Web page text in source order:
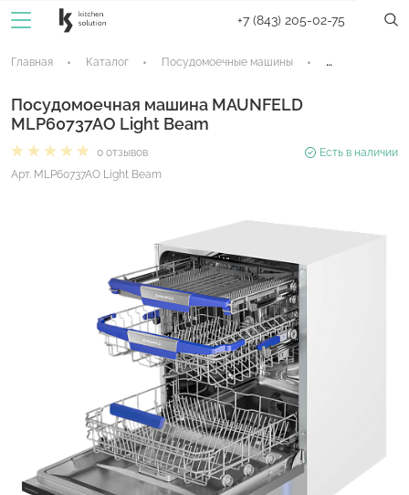
+7 (843) 205-02-75
Главная Каталог Посудомоечные машины Встраиваемые
Посудомоечная машина MAUNFELD
MLP60737AO Light Beam
0 отзывов
Есть в наличии
Арт. MLP60737AO Light Beam